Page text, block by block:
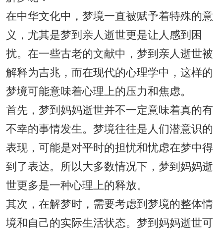
在中华文化中，梦境一直被赋予着特殊的意
义，尤其是梦到亲人逝世更是让人感到困
扰。在一些古老的文献中，梦到亲人逝世被
解释为吉兆，而在现代的心理学中，这样的
梦境可能意味着心理上的压力和焦虑。
首先，梦到妈妈逝世并不一定意味着真的有
不幸的事情发生。梦境往往是人们潜意识的
表现，可能是对平时的担忧和忧虑在梦中得
到了表达。所以大多数情况下，梦到妈妈逝
世更多是一种心理上的释放。
其次，在解梦时，需要考虑到梦境的整体情
境和自己的实际生活状态。梦到妈妈逝世可